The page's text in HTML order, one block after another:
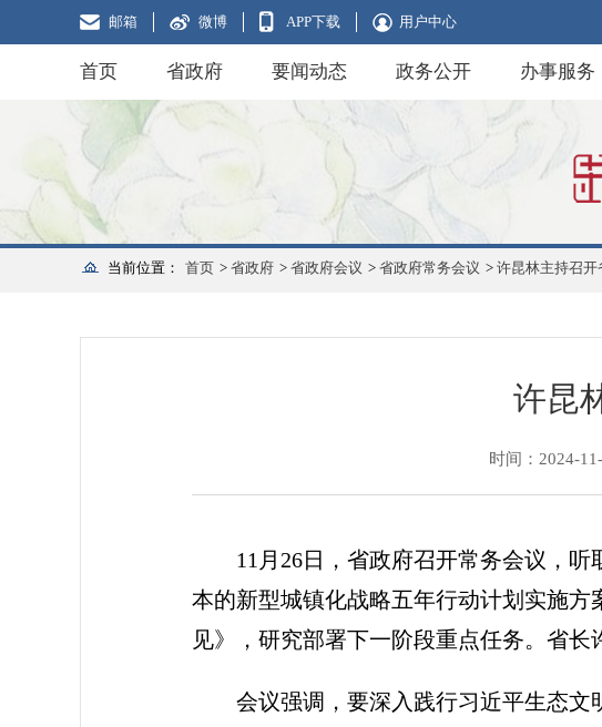
邮箱 微博 APP下载 用户中心
首页 省政府 要闻动态 政务公开 办事服务
当前位置： 首页 > 省政府 > 省政府会议 > 省政府常务会议 > 许昆林主持召开
许昆
时间：2024-
11月26日，省政府召开常务会议，
本的新型城镇化战略五年行动计划实施
见》，研究部署下一阶段重点任务。省长
会议强调，要深入践行习近平生态